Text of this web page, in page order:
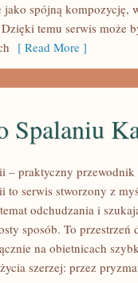
jako spójną kompozycję,
temu serwis może
[ Read More ]
Spalaniu
– praktyczny
to serwis stworzony z
odchudzania i
sposób. To
na obietnicach
szerzej: przez